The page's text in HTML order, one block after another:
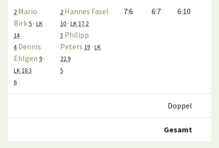
2 Mario
Birk5 · LK
14
4 Dennis
Ehlgen 9 ·
LK 18.3
6
2 Hannes Fasel
10 · LK 17.2
3 Philipp
Peters 19 · LK
22.9
5
7:6 6:7 6:10
Doppel
Gesamt